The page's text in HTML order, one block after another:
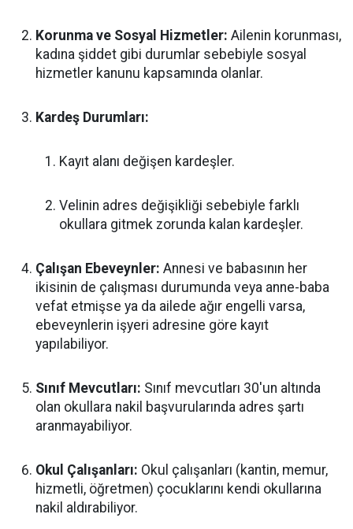
Korunma ve Sosyal Hizmetler: Ailenin korunması,
kadına şiddet gibi durumlar sebebiyle sosyal
hizmetler kanunu kapsamında olanlar.
Kardeş Durumları:
Kayıt alanı değişen kardeşler.
Velinin adres değişikliği sebebiyle farklı
okullara gitmek zorunda kalan kardeşler.
Çalışan Ebeveynler: Annesi ve babasının her
ikisinin de çalışması durumunda veya anne-baba
vefat etmişse ya da ailede ağır engelli varsa,
ebeveynlerin işyeri adresine göre kayıt
yapılabiliyor.
Sınıf Mevcutları: Sınıf mevcutları 30'un altında
olan okullara nakil başvurularında adres şartı
aranmayabiliyor.
Okul Çalışanları: Okul çalışanları (kantin, memur,
hizmetli, öğretmen) çocuklarını kendi okullarına
nakil aldırabiliyor.